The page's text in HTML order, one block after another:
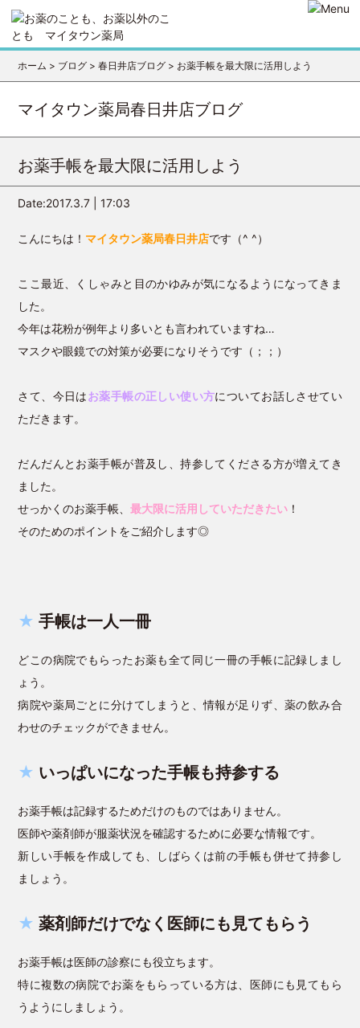
ホーム > ブログ >春日井店ブログ > お薬手帳を最大限に活用しよう
マイタウン薬局春日井店ブログ
お薬手帳を最大限に活用しよう
Date:2017.3.7 | 17:03
こんにちは！ マイタウン薬局春日井店です（^ ^）
ここ最近、くしゃみと目のかゆみが気になるようになってきま
した。
今年は花粉が例年より多いとも言われていますね…
マスクや眼鏡での対策が必要になりそうです（；；）
さて、今日はお薬手帳の正しい使い方についてお話しさせてい
ただきます。
だんだんとお薬手帳が普及し、持参してくださる方が増えてき
ました。
せっかくのお薬手帳、最大限に活用していただきたい ！
そのためのポイントをご紹介します◎
★ 手帳は一人一冊
どこの病院でもらったお薬も全て同じ一冊の手帳に記録しまし
ょう。
病院や薬局ごとに分けてしまうと、情報が足りず、薬の飲み合
わせのチェックができません。
★ いっぱいになった手帳も持参する
お薬手帳は記録するためだけのものではありません。
医師や薬剤師が服薬状況を確認するために必要な情報です。
新しい手帳を作成しても、しばらくは前の手帳も併せて持参し
ましょう。
★ 薬剤師だけでなく医師にも見てもらう
お薬手帳は医師の診察にも役立ちます。
特に複数の病院でお薬をもらっている方は、医師にも見てもら
うようにしましょう。